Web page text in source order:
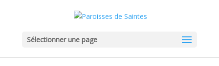
Sélectionner une page